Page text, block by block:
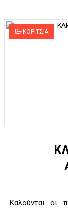
ΚΟΡΙΤΣΙΑ
Καλούνται οι